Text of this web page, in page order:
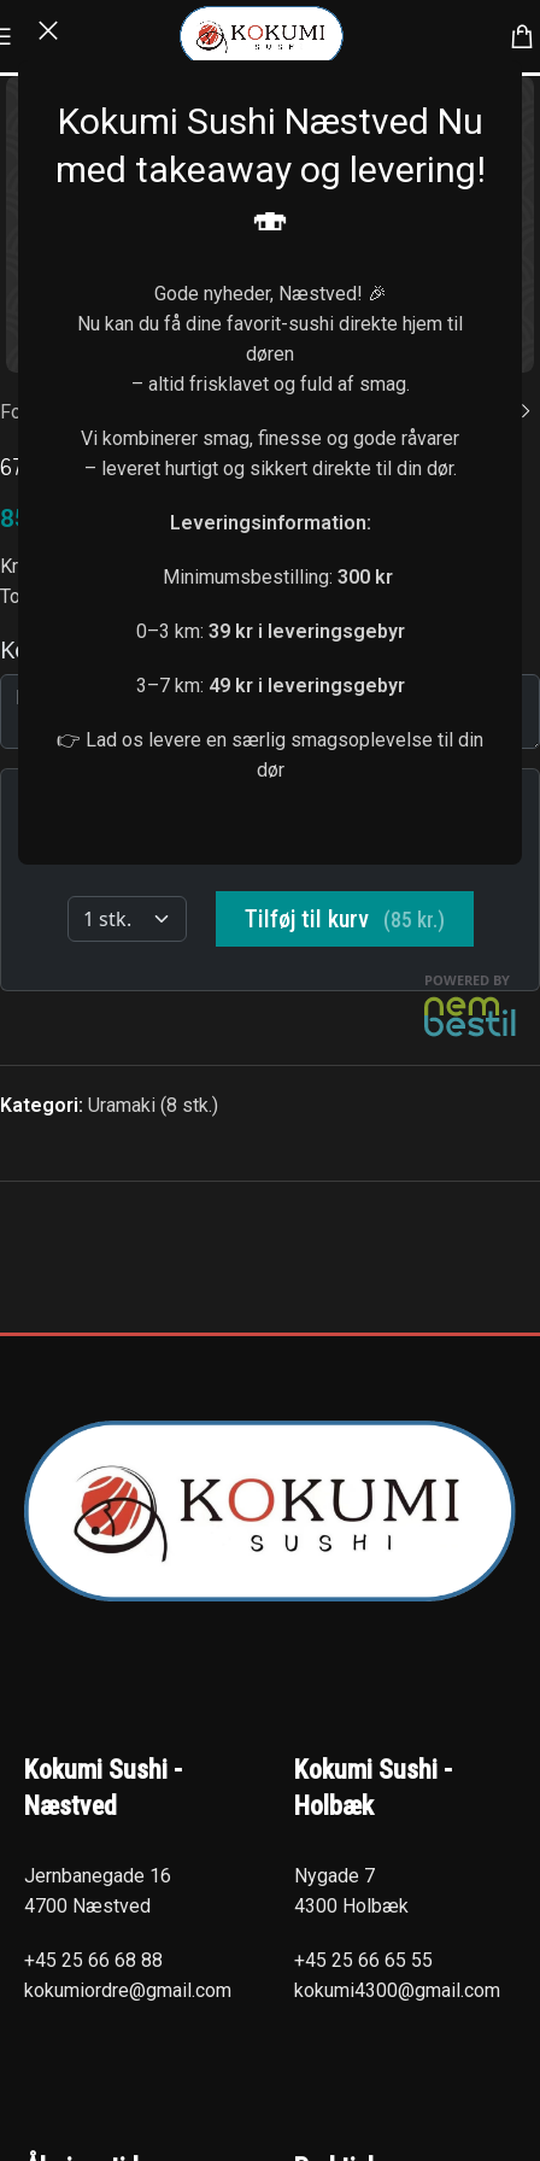
Kokumi Sushi Næstved Nu
med takeaway og levering!
🍣
Gode nyheder, Næstved! 🎉
Nu kan du få dine favorit-sushi direkte hjem til
døren
– altid frisklavet og fuld af smag.
Vi kombinerer smag, finesse og gode råvarer
– leveret hurtigt og sikkert direkte til din dør.
Leveringsinformation:
Minimumsbestilling: 300 kr
0–3 km: 39 kr i leveringsgebyr
3–7 km: 49 kr i leveringsgebyr
👉 Lad os levere en særlig smagsoplevelse til din
dør
Klik for at forstørre
Forside
67. Krebs
85,00
Krebshaler, avocado, agurk, chilimayo
Toppet med sesam
Kategori: Uramaki (8 stk.)
Kokumi Sushi -
Næstved
Jernbanegade 16
4700 Næstved
+45 25 66 68 88
kokumiordre@gmail.com
Kokumi Sushi -
Holbæk
Nygade 7
4300 Holbæk
+45 25 66 65 55
kokumi4300@gmail.com